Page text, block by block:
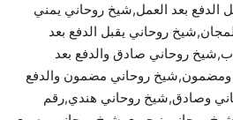
الدفع بعد العمل,شيخ روحاني يمني
روحاني يقبل الدفع بعد
روحاني صادق والدفع بعد
ومضمون,شيخ روحاني مضمون والدفع
وصادق,شيخ روحاني هندي,رقم